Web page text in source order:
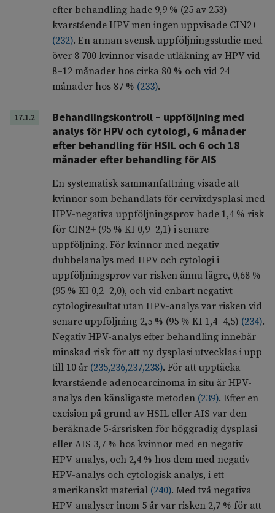
efter behandling hade 9,9 % (25 av 253)
kvarstående HPV men ingen uppvisade CIN2+
(232). En annan svensk uppföljningsstudie med
över 8 700 kvinnor visade utläkning av HPV vid
8–12 månader hos cirka 80 % och vid 24
månader hos 87 % (233).
17.1.2
Behandlingskontroll – uppföljning med
analys för HPV och cytologi, 6 månader
efter behandling för HSIL och 6 och 18
månader efter behandling för AIS
En systematisk sammanfattning visade att
kvinnor som behandlats för cervixdysplasi med
HPV-negativa uppföljningsprov hade 1,4 % risk
för CIN2+ (95 % KI 0,9–2,1) i senare
uppföljning. För kvinnor med negativ
dubbelanalys med HPV och cytologi i
uppföljningsprov var risken ännu lägre, 0,68 %
(95 % KI 0,2–2,0), och vid enbart negativt
cytologiresultat utan HPV-analys var risken vid
senare uppföljning 2,5 % (95 % KI 1,4–4,5) (234).
Negativ HPV-analys efter behandling innebär
minskad risk för att ny dysplasi utvecklas i upp
till 10 år (235,236,237,238). För att upptäcka
kvarstående adenocarcinoma in situ är HPV-
analys den känsligaste metoden (239). Efter en
excision på grund av HSIL eller AIS var den
beräknade 5-årsrisken för höggradig dysplasi
eller AIS 3,7 % hos kvinnor med en negativ
HPV-analys, och 2,4 % hos dem med negativ
HPV-analys och cytologisk analys, i ett
amerikanskt material (240). Med två negativa
HPV-analyser inom 5 år var risken 2,7 % för att